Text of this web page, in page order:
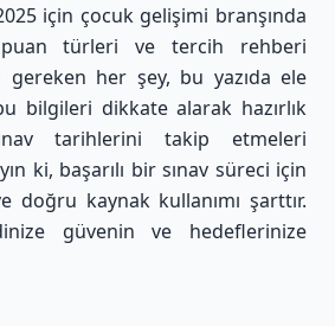
için çocuk gelişimi branşında
türleri ve tercih rehberi
gereken her şey, bu yazıda ele
bilgileri dikkate alarak hazırlık
tarihlerini takip etmeleri
ki, başarılı bir sınav süreci için
doğru kaynak kullanımı şarttır.
güvenin ve hedeflerinize